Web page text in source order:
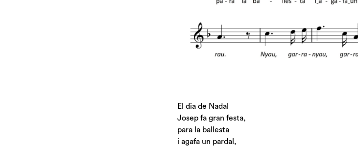
El dia de Nadal
Josep fa gran festa,
para la ballesta
i agafa un pardal,